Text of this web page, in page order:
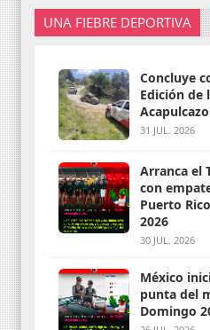
UNA FIEBRE DEPORTIVA
Concluye
Edición de
31 JUL. 2026
Arranca el
con
Puerto
2026
30 JUL. 2026
México
punta del
Domingo